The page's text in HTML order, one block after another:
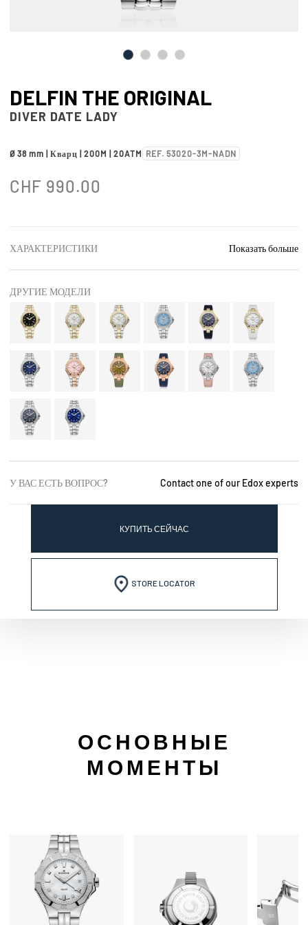
DELFIN THE ORIGINAL
DIVER DATE LADY
Ø 38 mm | Кварц | 200M | 20ATM REF. 53020-3M-NADN
CHF 990.00
ХАРАКТЕРИСТИКИ Показать больше
ДРУГИЕ МОДЕЛИ
У ВАС ЕСТЬ ВОПРОС? Contact one of our Edox experts
КУПИТЬ СЕЙЧАС
STORE LOCATOR
ОСНОВНЫЕ
МОМЕНТЫ